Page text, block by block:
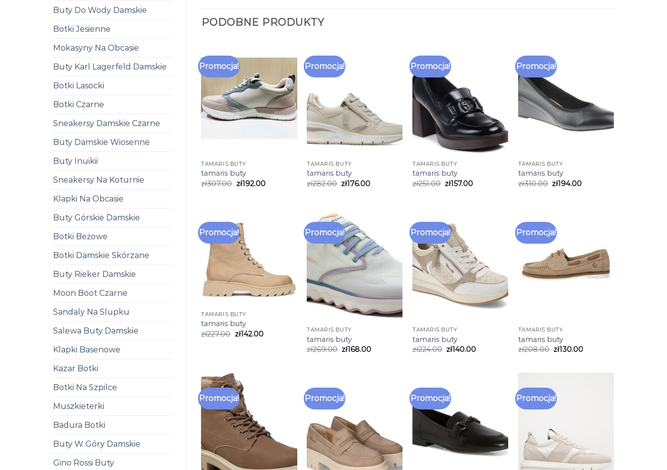
Buty Do Wody Damskie
Botki Jesienne
Mokasyny Na Obcasie
Buty Karl Lagerfeld Damskie
Botki Lasocki
Botki Czarne
Sneakersy Damskie Czarne
Buty Damskie Wiosenne
Buty Inuikii
Sneakersy Na Koturnie
Klapki Na Obcasie
Buty Górskie Damskie
Botki Beżowe
Botki Damskie Skórzane
Buty Rieker Damskie
Moon Boot Czarne
Sandaly Na Slupku
Salewa Buty Damskie
Klapki Basenowe
Kazar Botki
Botki Na Szpilce
Muszkieterki
Badura Botki
Buty W Góry Damskie
Gino Rossi Buty
PODOBNE PRODUKTY
Promocja!
TAMARIS BUTY
tamaris buty
zł307.00 zł192.00
Promocja!
TAMARIS BUTY
tamaris buty
zł282.00 zł176.00
Promocja!
TAMARIS BUTY
tamaris buty
zł251.00 zł157.00
Promocja!
TAMARIS BUTY
tamaris buty
zł310.00 zł194.00
Promocja!
TAMARIS BUTY
tamaris buty
zł227.00 zł142.00
Promocja!
TAMARIS BUTY
tamaris buty
zł269.00 zł168.00
Promocja!
TAMARIS BUTY
tamaris buty
zł224.00 zł140.00
Promocja!
TAMARIS BUTY
tamaris buty
zł208.00 zł130.00
Promocja! Promocja! Promocja! Promocja!